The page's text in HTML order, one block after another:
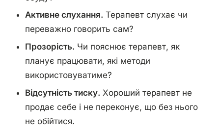
Активне слухання. Терапевт слухає чи
переважно говорить сам?
Прозорість. Чи пояснює терапевт, як
планує працювати, які методи
використовуватиме?
Відсутність тиску. Хороший терапевт не
продає себе і не переконує, що без нього
не обійтися.